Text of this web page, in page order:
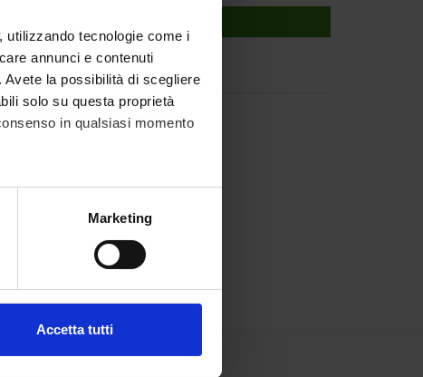
utilizzando tecnologie come i
annunci e contenuti
la possibilità di scegliere
solo su questa proprietà
in qualsiasi momento
metro,Marketing
Accetta tutti